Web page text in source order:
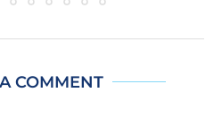
COMMENT